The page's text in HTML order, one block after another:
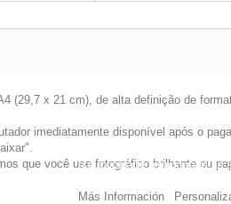
(29,7 x 21 cm), de alta definição de
imediatamente disponível após o
que você use fotográfico brilhante ou
a publicidade relacionada às
Más Información